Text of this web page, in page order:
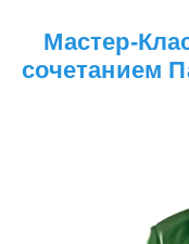
Мастер-
сочетанием